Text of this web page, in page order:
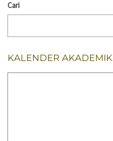
Cari
KALENDER AKADEMIK